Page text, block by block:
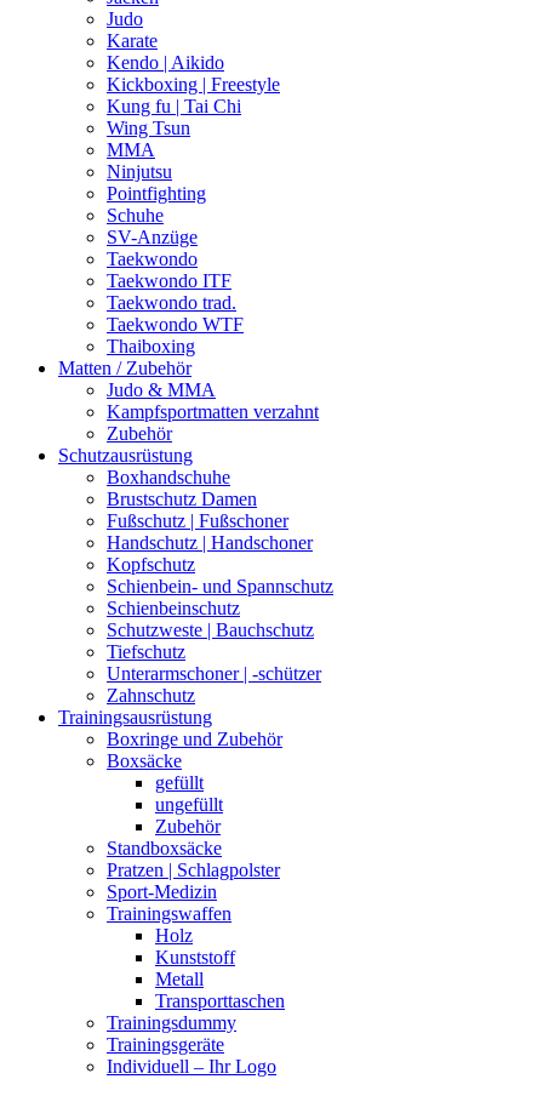
Judo
Karate
Kendo | Aikido
Kickboxing | Freestyle
Kung fu | Tai Chi
Wing Tsun
MMA
Ninjutsu
Pointfighting
Schuhe
SV-Anzüge
Taekwondo
Taekwondo ITF
Taekwondo trad.
Taekwondo WTF
Thaiboxing
Matten / Zubehör
Judo & MMA
Kampfsportmatten verzahnt
Zubehör
Schutzausrüstung
Boxhandschuhe
Brustschutz Damen
Fußschutz | Fußschoner
Handschutz | Handschoner
Kopfschutz
Schienbein- und Spannschutz
Schienbeinschutz
Schutzweste | Bauchschutz
Tiefschutz
Unterarmschoner | -schützer
Zahnschutz
Trainingsausrüstung
Boxringe und Zubehör
Boxsäcke
gefüllt
ungefüllt
Zubehör
Standboxsäcke
Pratzen | Schlagpolster
Sport-Medizin
Trainingswaffen
Holz
Kunststoff
Metall
Transporttaschen
Trainingsdummy
Trainingsgeräte
Individuell – Ihr Logo